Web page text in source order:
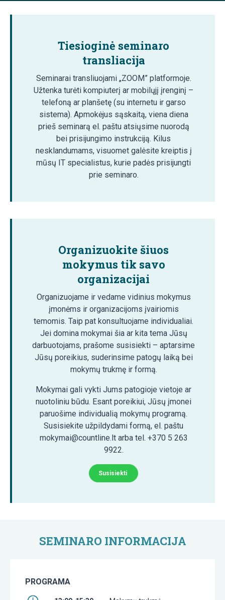
Tiesioginė seminaro
transliacija
Seminarai transliuojami „ZOOM” platformoje.
Užtenka turėti kompiuterį ar mobilųjį įrenginį –
telefoną ar planšetę (su internetu ir garso
sistema). Apmokėjus sąskaitą, viena diena
prieš seminarą el. paštu atsiųsime nuorodą
bei prisijungimo instrukciją. Kilus
nesklandumams, visuomet galėsite kreiptis į
mūsų IT specialistus, kurie padės prisijungti
prie seminaro.
Organizuokite šiuos
mokymus tik savo
organizacijai
Organizuojame ir vedame vidinius mokymus
įmonėms ir organizacijoms įvairiomis
temomis. Taip pat konsultuojame individualiai.
Jei domina mokymai šia ar kita tema Jūsų
darbuotojams, prašome susisiekti – aptarsime
Jūsų poreikius, suderinsime patogų laiką bei
mokymų trukmę ir formą.
Mokymai gali vykti Jums patogioje vietoje ar
nuotoliniu būdu. Esant poreikiui, Jūsų įmonei
paruošime individualią mokymų programą.
Susisiekite užpildydami formą, el. paštu
mokymai@countline.lt arba tel. +370 5 263
9922.
Susisiekti
SEMINARO INFORMACIJA
PROGRAMA